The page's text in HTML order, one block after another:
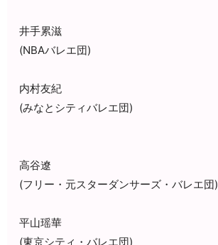
井手累滋
(NBAバレエ団)
内村友紀
(みなとシティバレエ団)
高谷遼
(フリー・元スターダンサーズ・バレエ団)
平山瑶華
(東京シティ・バレエ団)